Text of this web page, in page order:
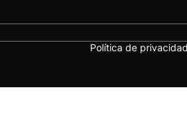
Política de privacidad